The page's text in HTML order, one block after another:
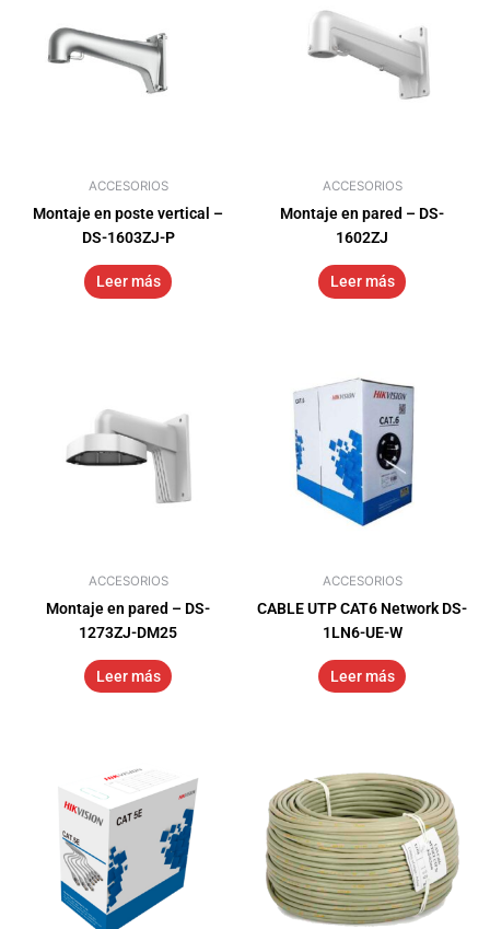
ACCESORIOS
Montaje en poste vertical –
DS-1603ZJ-P
Leer más
ACCESORIOS
Montaje en pared – DS-
1602ZJ
Leer más
ACCESORIOS
Montaje en pared – DS-
1273ZJ-DM25
Leer más
ACCESORIOS
CABLE UTP CAT6 Network DS-
1LN6-UE-W
Leer más